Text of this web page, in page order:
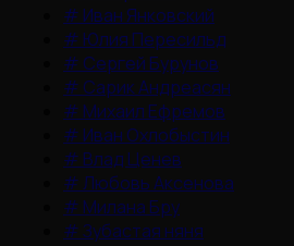
# Иван Янковский
# Юлия Пересильд
# Сергей Бурунов
# Сарик Андреасян
# Михаил Ефремов
# Иван Охлобыстин
# Влад Ценев
#Любовь Аксенова
# Милана Бру
#Зубастая няня